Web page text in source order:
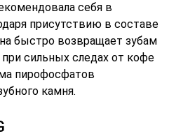
себя в
присутствию в составе
быстро возвращает зубам
сильных следах от кофе
пирофосфатов
камня.